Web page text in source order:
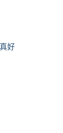
好